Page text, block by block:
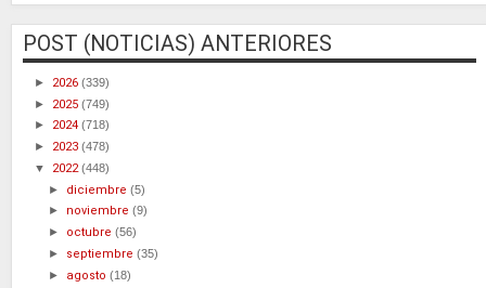
POST (NOTICIAS) ANTERIORES
► 2026 (339)
► 2025 (749)
► 2024 (718)
► 2023 (478)
▼ 2022(448)
► diciembre(5)
► noviembre(9)
► octubre(56)
► septiembre(35)
► agosto(18)